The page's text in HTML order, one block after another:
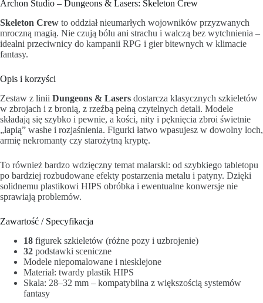
Archon Studio – Dungeons & Lasers: Skeleton Crew
Skeleton Crew to oddział nieumarłych wojowników przyzwanych
mroczną magią. Nie czują bólu ani strachu i walczą bez wytchnienia –
idealni przeciwnicy do kampanii RPG i gier bitewnych w klimacie
fantasy.
Opis i korzyści
Zestaw z linii Dungeons & Lasers dostarcza klasycznych szkieletów
w zbrojach i z bronią, z rzeźbą pełną czytelnych detali. Modele
składają się szybko i pewnie, a kości, nity i pęknięcia zbroi świetnie
„łapią” washe i rozjaśnienia. Figurki łatwo wpasujesz w dowolny loch,
armię nekromanty czy starożytną kryptę.
To również bardzo wdzięczny temat malarski: od szybkiego tabletopu
po bardziej rozbudowane efekty postarzenia metalu i patyny. Dzięki
solidnemu plastikowi HIPS obróbka i ewentualne konwersje nie
sprawiają problemów.
Zawartość / Specyfikacja
18 figurek szkieletów (różne pozy i uzbrojenie)
32 podstawki sceniczne
Modele niepomalowane i niesklejone
Materiał: twardy plastik HIPS
Skala: 28–32 mm – kompatybilna z większością systemów
fantasy